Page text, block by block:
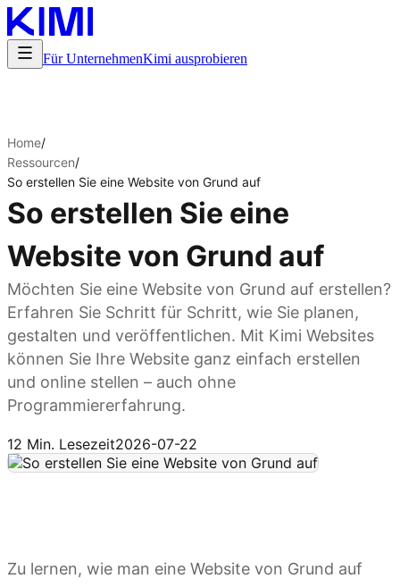
Für UnternehmenKimi ausprobieren
Home/
Ressourcen/
So erstellen Sie eine Website von Grund auf
So erstellen Sie eine
Website von Grund auf
Möchten Sie eine Website von Grund auf erstellen?
Erfahren Sie Schritt für Schritt, wie Sie planen,
gestalten und veröffentlichen. Mit Kimi Websites
können Sie Ihre Website ganz einfach erstellen
und online stellen – auch ohne
Programmiererfahrung.
12 Min. Lesezeit2026-07-22
Zu lernen, wie man eine Website von Grund auf